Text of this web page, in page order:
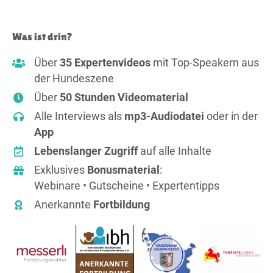
Was ist drin?
Über35 Expertenvideos mit Top-Speakern aus
der Hundeszene
Über 50 Stunden Videomaterial
Alle Interviews als mp3-Audiodatei oder in der
App
Lebenslanger Zugriffauf alle Inhalte
Exklusives Bonusmaterial :
Webinare • Gutscheine • Expertentipps
Anerkannte Fortbildung